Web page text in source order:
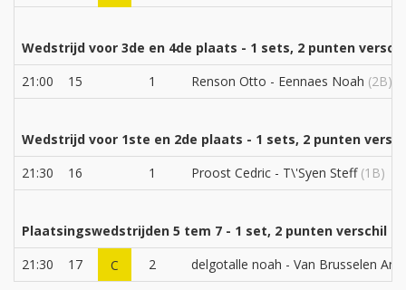
Wedstrijd voor 3de en 4de plaats - 1 sets, 2 punten
21:00
15 1 Renson Otto - Eennaes Noah (2B)
Wedstrijd voor 1ste en 2de plaats - 1 sets, 2 punten
21:30
16 1 Proost Cedric - T\'Syen Steff(1B)
Plaatsingswedstrijden 5 tem 7 - 1 set, 2 punten verschil
21:30
17 C 2 delgotalle noah - Van Brusselen